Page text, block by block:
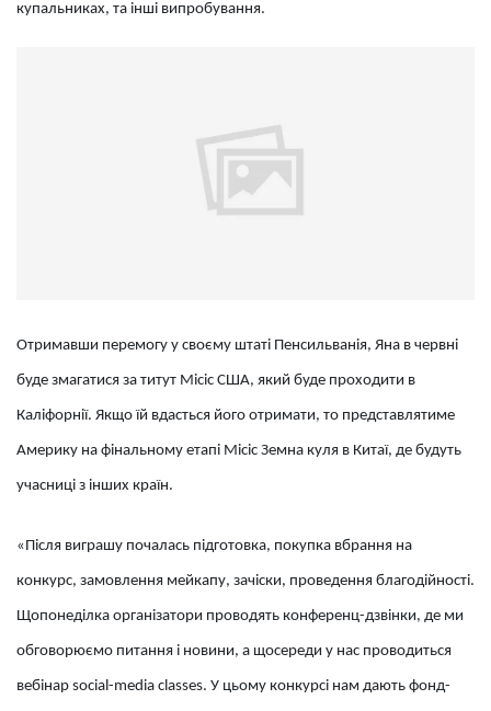
купальниках, та інші випробування.
Отримавши перемогу у своєму штаті Пенсильванія, Яна в червні
буде змагатися за титут Місіс США, який буде проходити в
Каліфорнії. Якщо їй вдасться його отримати, то представлятиме
Америку на фінальному етапі Місіс Земна куля в Китаї, де будуть
учасниці з інших країн.
«Після виграшу почалась підготовка, покупка вбрання на
конкурс, замовлення мейкапу, зачіски, проведення благодійності.
Щопонеділка організатори проводять конференц-дзвінки, де ми
обговорюємо питання і новини, а щосереди у нас проводиться
вебінар social-media classes. У цьому конкурсі нам дають фонд-